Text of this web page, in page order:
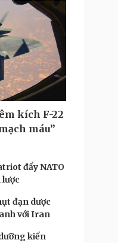
kích F-22
máu”
đẩy NATO
đạn dược
với Iran
kiến